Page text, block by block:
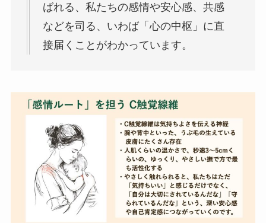
ばれる、私たちの感情や安心感、共感
などを司る、いわば「心の中枢」に直
接届くことがわかっています。